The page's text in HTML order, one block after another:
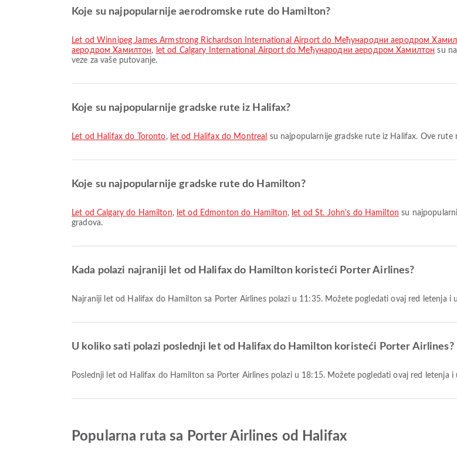
Koje su najpopularnije aerodromske rute do Hamilton?
let od Winnipeg James Armstrong Richardson International Airport do Међународни аеродром
аеродром Хамилтон, let od Calgary International Airport do Међународни аеродром Хамилтон su
veze za vaše putovanje.
Koje su najpopularnije gradske rute iz Halifax?
let od Halifax do Toronto, let od Halifax do Montreal su najpopularnije gradske rute iz Halifax. Ove rute
Koje su najpopularnije gradske rute do Hamilton?
let od Calgary do Hamilton, let od Edmonton do Hamilton, let od St. John's do Hamilton su
gradova.
Kada polazi najraniji let od Halifax do Hamilton koristeći Porter Airlines?
Najraniji let od Halifax do Hamilton sa Porter Airlines polazi u 11:35. Možete pogledati ovaj red letenja
U koliko sati polazi poslednji let od Halifax do Hamilton koristeći Porter Airlines?
Poslednji let od Halifax do Hamilton sa Porter Airlines polazi u 18:15. Možete pogledati ovaj red letenja
Popularna ruta sa Porter Airlines od Halifax